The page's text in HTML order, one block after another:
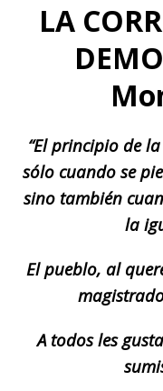
LA
“El principio de
sólo cuando se
sino también
la
El pueblo, al
A todos les